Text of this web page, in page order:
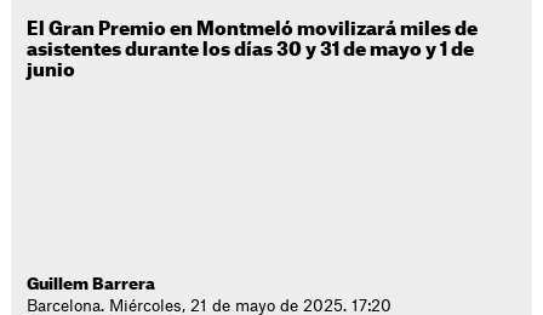
El Gran Premio en Montmeló movilizará miles de
asistentes durante los días 30 y 31 de mayo y 1 de
junio
Guillem Barrera
Barcelona. Miércoles, 21 de mayo de 2025. 17:20